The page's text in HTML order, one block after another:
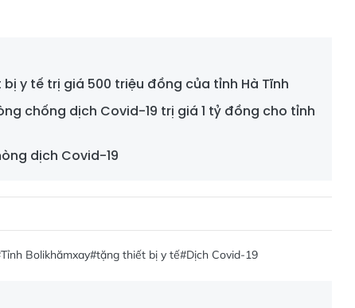
y tế trị giá 500 triệu đồng của tỉnh Hà Tĩnh
chống dịch Covid-19 trị giá 1 tỷ đồng cho tỉnh
dịch Covid-19
Bolikhămxay#tặng thiết bị y tế#Dịch Covid-19